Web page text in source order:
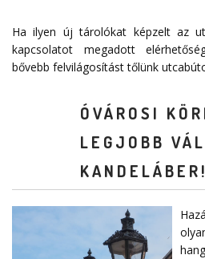
Ha ilyen új tárolókat képzelt az
kapcsolatot megadott
bővebb felvilágosítást tőlünk
ÓVÁROSI
LEGJOBB
KANDELÁBER!